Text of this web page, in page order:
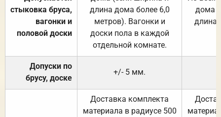
стыковка бруса,
вагонки и
половой доски
длина дома более 6,0
метров). Вагонки и
доски пола в каждой
отдельной комнате.
дома
длина
Допуски по
брусу, доске
+/- 5 мм.
Доставка комплекта
материала в радиусе 500